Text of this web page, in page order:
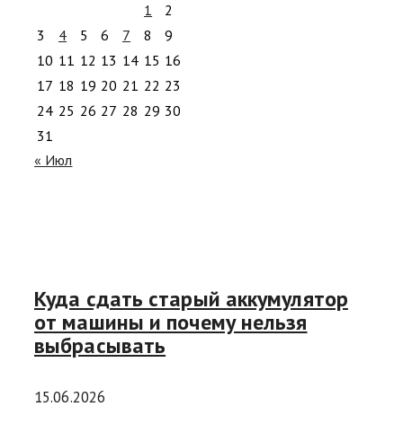
1
2
3
4 5 6 7 8
9
10 11 12 13 14 15 16
17 18 19 20 21 22 23
24 25 26 27 28 29 30
31
« Июл
Куда сдать старый аккумулятор
от машины и почему нельзя
выбрасывать
15.06.2026